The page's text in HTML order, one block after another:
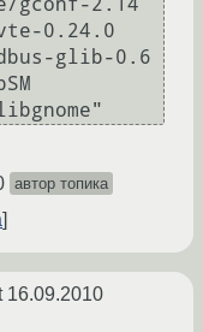
libgnome"
автор топика
16.09.2010